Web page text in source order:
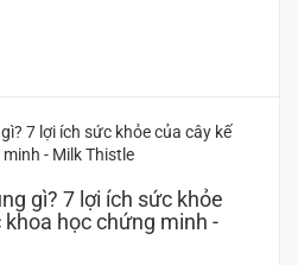
gì? 7 lợi ích sức khỏe
học chứng minh -